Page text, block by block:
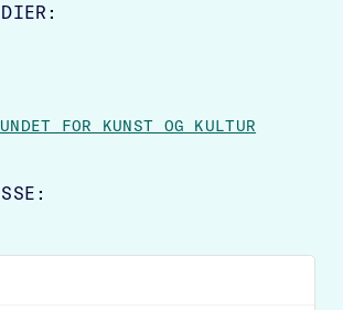
FOR KUNST OG KULTUR